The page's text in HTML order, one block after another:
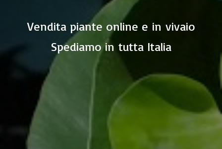
Vendita piante online e in vivaio
Spediamo in tutta Italia